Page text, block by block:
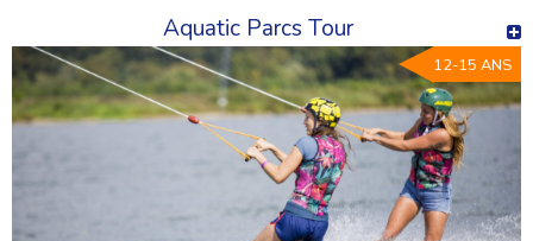
Aquatic Parcs Tour
12-15 ANS